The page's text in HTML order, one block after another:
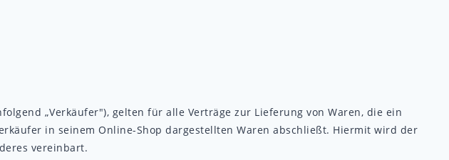
„Verkäufer"), gelten für alle Verträge zur Lieferung von Waren, die ein
in seinem Online-Shop dargestellten Waren abschließt. Hiermit wird der
vereinbart.